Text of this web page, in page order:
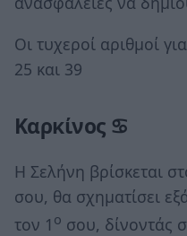
Οι τυχεροί αριθμοί
25 και 39
Καρκίνος ♋
Η Σελήνη βρίσκεται
σου, θα σχηματίσει
τον 1 ο σου, δίνοντάς